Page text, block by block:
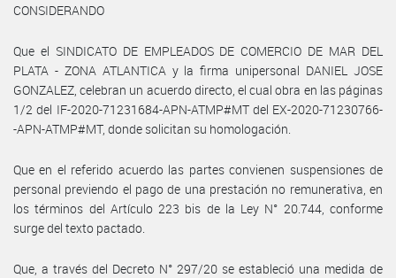
CONSIDERANDO
Que el SINDICATO DE EMPLEADOS DE COMERCIO DE MAR DEL
PLATA - ZONA ATLANTICA y la firma unipersonal DANIEL JOSE
GONZALEZ, celebran un acuerdo directo, el cual obra en las páginas
1/2 del IF-2020-71231684-APN-ATMP#MT del EX-2020-71230766-
-APN-ATMP#MT, donde solicitan su homologación.
Que en el referido acuerdo las partes convienen suspensiones de
personal previendo el pago de una prestación no remunerativa, en
los términos del Artículo 223 bis de la Ley N° 20.744, conforme
surge del texto pactado.
Que, a través del Decreto N° 297/20 se estableció una medida de